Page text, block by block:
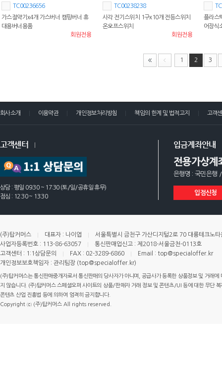
TC00236656
가스절약기x4개 가스버너 캠핑버너 휴
대용버너용품
회원전용
TC00238238
사각 전기스위치 1구x10개 전등스위치
온오프스위치
회원전용
플라스
어장식
1 2 3
회사소개 이용약관 개인정보처리방침 책임의 한계 및 법적고지 고객
고객센터
상담 : 평일 09:30 ~ 17:30 (토/일/공휴일 휴무)
점심 : 12:30 ~ 13:30
입금계좌안내
전용가상계
은행명 : 국민은행
입점신청
(주)탑커머스 대표자 : 나이엽
서울특별시 금천구 가산디지털2로 70 대륭테크노
사업자등록번호 : 113-86-63057
통신판매업신고 : 제2018-서울금천-0113호
고객센터 : 1:1상담문의
FAX : 02-3289-6860
Email : top@specialoffer.kr
개인정보보호책임자 : 관리팀장 (top@specialoffer.kr)
(주)탑커머스는 통신판매중개자로서 통신판매의 당사자가 아니며, 공급사가 등록한 상품정보 및 거래
지 않습니다. (주)탑커머스 스페셜오퍼 사이트의 상품/판매자 거래 정보 및 콘텐츠/UI 등에 대한 무단
콘텐츠 산업 진흥법 등에 의하여 엄격히 금지합니다.
Copyright ⓒ (주)탑커머스 All rights reserved.